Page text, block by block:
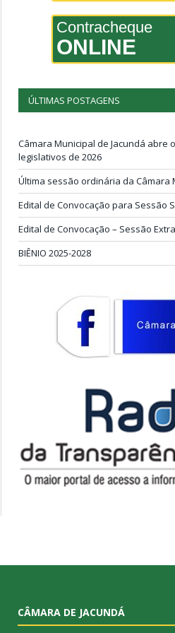
Contracheque
ONLINE
ÚLTIMAS POSTAGENS
Câmara Municipal de Jacundá abre
legislativos de 2026
Última sessão ordinária da Câmara
Edital de Convocação para Sessão
Edital de Convocação – Sessão
BIÊNIO 2025-2028
CÂMARA DE JACUNDÁ